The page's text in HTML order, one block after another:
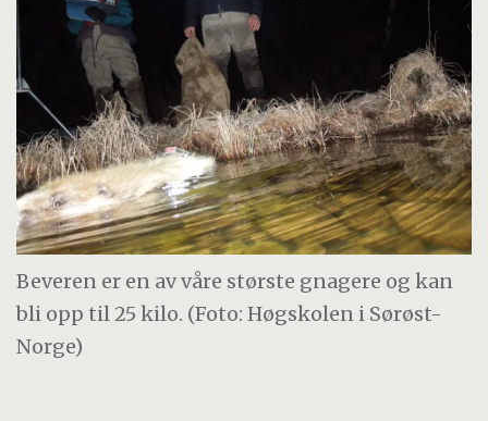
Beveren er en av våre største gnagere og kan
bli opp til 25 kilo. (Foto: Høgskolen i Sørøst-
Norge)